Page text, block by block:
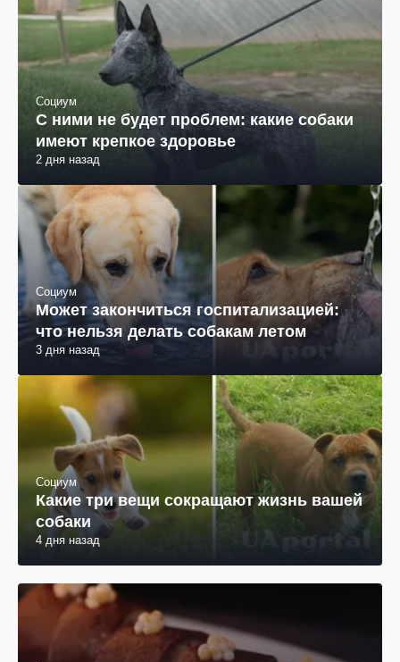
Социум
С ними не будет проблем: какие собаки
имеют крепкое здоровье
2 дня назад
Социум
Может закончиться госпитализацией:
что нельзя делать собакам летом
3 дня назад
Социум
Какие три вещи сокращают жизнь вашей
собаки
4 дня назад